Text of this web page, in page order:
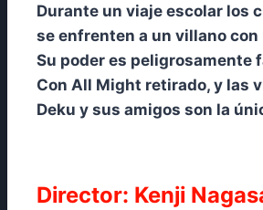
Durante un viaje escolar los
se enfrenten a un villano
Su poder es peligrosamente
Con All Might retirado, y las
Deku y sus amigos son la
Director: Kenji